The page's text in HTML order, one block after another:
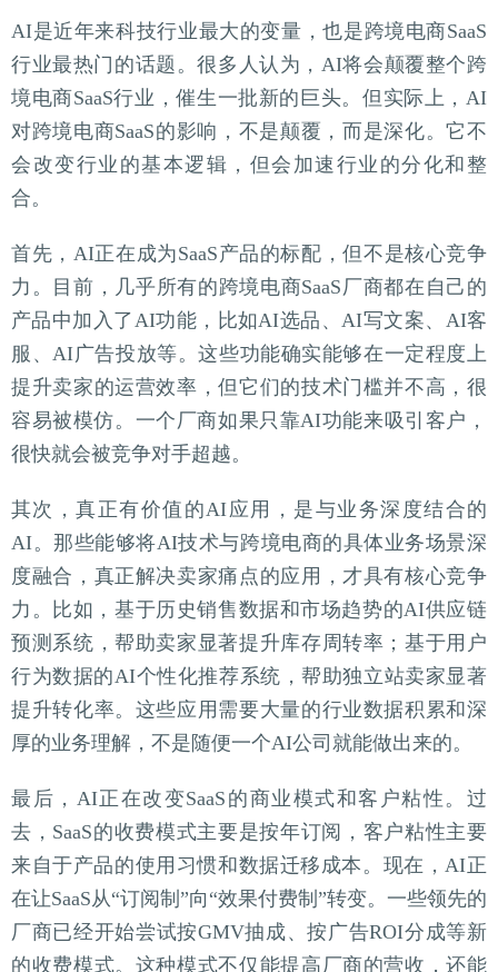
AI是近年来科技行业最大的变量，也是跨境电商SaaS
行业最热门的话题。很多人认为，AI将会颠覆整个跨
境电商SaaS行业，催生一批新的巨头。但实际上，AI
对跨境电商SaaS的影响，不是颠覆，而是深化。它不
会改变行业的基本逻辑，但会加速行业的分化和整
合。
首先，AI正在成为SaaS产品的标配，但不是核心竞争
力。目前，几乎所有的跨境电商SaaS厂商都在自己的
产品中加入了AI功能，比如AI选品、AI写文案、AI客
服、AI广告投放等。这些功能确实能够在一定程度上
提升卖家的运营效率，但它们的技术门槛并不高，很
容易被模仿。一个厂商如果只靠AI功能来吸引客户，
很快就会被竞争对手超越。
其次，真正有价值的AI应用，是与业务深度结合的
AI。那些能够将AI技术与跨境电商的具体业务场景深
度融合，真正解决卖家痛点的应用，才具有核心竞争
力。比如，基于历史销售数据和市场趋势的AI供应链
预测系统，帮助卖家显著提升库存周转率；基于用户
行为数据的AI个性化推荐系统，帮助独立站卖家显著
提升转化率。这些应用需要大量的行业数据积累和深
厚的业务理解，不是随便一个AI公司就能做出来的。
最后，AI正在改变SaaS的商业模式和客户粘性。过
去，SaaS的收费模式主要是按年订阅，客户粘性主要
来自于产品的使用习惯和数据迁移成本。现在，AI正
在让SaaS从“订阅制”向“效果付费制”转变。一些领先的
厂商已经开始尝试按GMV抽成、按广告ROI分成等新
的收费模式。这种模式不仅能提高厂商的营收，还能